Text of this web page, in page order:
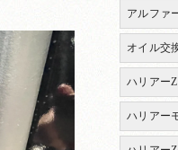
アルファ
オイル交
ハリアーZ
ハリアー